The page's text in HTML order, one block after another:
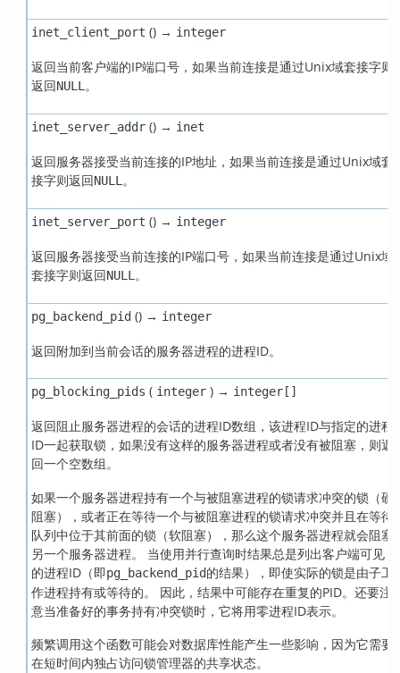
inet_client_port () → integer
返回当前客户端的IP端口号，如果当前连接是通过Unix域套接字则
返回NULL 。
inet_server_addr() → inet
返回服务器接受当前连接的IP地址，如果当前连接是通过Unix域套
接字则返回NULL 。
inet_server_port () → integer
返回服务器接受当前连接的IP端口号，如果当前连接是通过Unix域
套接字则返回NULL 。
pg_backend_pid() → integer
返回附加到当前会话的服务器进程的进程ID。
pg_blocking_pids ( integer) → integer[]
返回阻止服务器进程的会话的进程ID数组，该进程ID与指定的进程
ID一起获取锁，如果没有这样的服务器进程或者没有被阻塞，则返
回一个空数组。
如果一个服务器进程持有一个与被阻塞进程的锁请求冲突的锁（硬
阻塞），或者正在等待一个与被阻塞进程的锁请求冲突并且在等待
队列中位于其前面的锁（软阻塞），那么这个服务器进程就会阻塞
另一个服务器进程。 当使用并行查询时结果总是列出客户端可见
的进程ID（即pg_backend_pid的结果），即使实际的锁是由子工
作进程持有或等待的。 因此，结果中可能存在重复的PID。还要注
意当准备好的事务持有冲突锁时，它将用零进程ID表示。
频繁调用这个函数可能会对数据库性能产生一些影响，因为它需要
在短时间内独占访问锁管理器的共享状态。